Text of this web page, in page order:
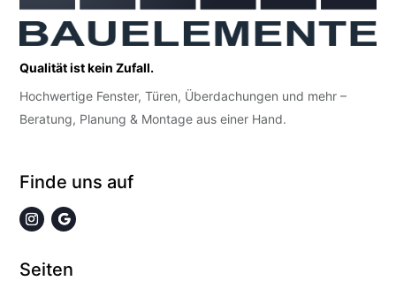
Qualität ist kein Zufall.
Hochwertige Fenster, Türen, Überdachungen und mehr –
Beratung, Planung & Montage aus einer Hand.
Finde uns auf
Seiten